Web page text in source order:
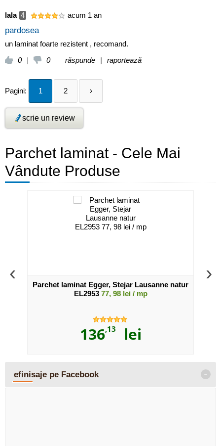
lala 4 acum 1 an
pardosea
un laminat foarte rezistent , recomand.
0
| 0 răspunde | raportează
Pagini: 1 2 ›
scrie un review
Parchet laminat - Cele Mai
Vândute Produse
‹
Parchet laminat Egger, Stejar Lausanne natur
EL2953 77, 98 lei / mp
136,13 lei
›
efinisaje pe Facebook -